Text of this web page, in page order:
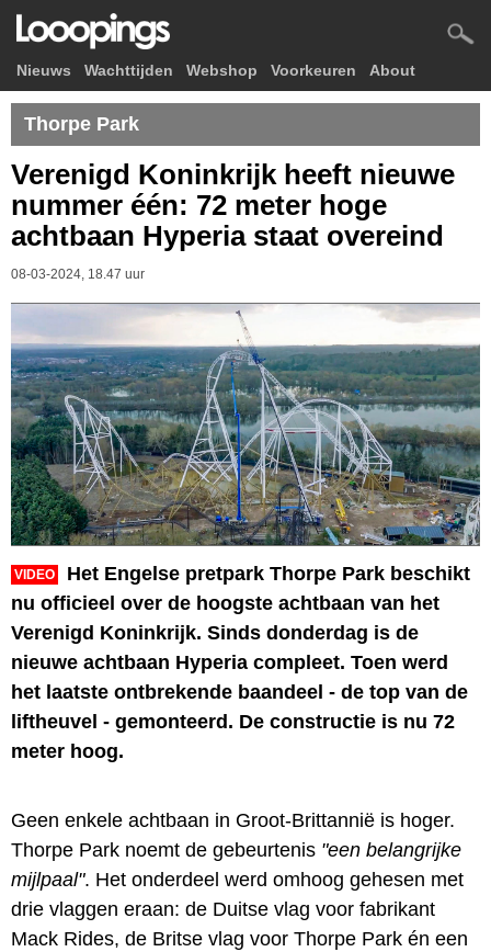
Nieuws Wachttijden Webshop Voorkeuren About
Thorpe Park
Verenigd Koninkrijk heeft nieuwe
nummer één: 72 meter hoge
achtbaan Hyperia staat overeind
08-03-2024, 18.47 uur
VIDEO
Het Engelse pretpark Thorpe Park beschikt
nu officieel over de hoogste achtbaan van het
Verenigd Koninkrijk. Sinds donderdag is de
nieuwe achtbaan Hyperia compleet. Toen werd
het laatste ontbrekende baandeel - de top van de
liftheuvel - gemonteerd. De constructie is nu 72
meter hoog.
Geen enkele achtbaan in Groot-Brittannië is hoger.
Thorpe Park noemt de gebeurtenis "een belangrijke
mijlpaal". Het onderdeel werd omhoog gehesen met
drie vlaggen eraan: de Duitse vlag voor fabrikant
Mack Rides, de Britse vlag voor Thorpe Park én een